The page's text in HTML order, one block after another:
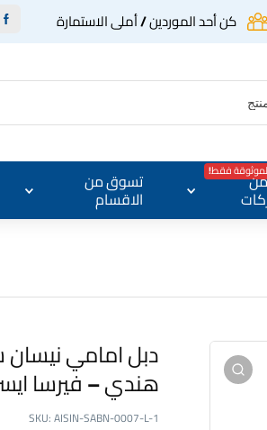
كن أحد الموردين / أملى الاستمارة
من فقط! تسوق من
الاقسام
دبل امامي
هندي – فيرسا
SKU:AISIN-SABN-0007-L-1